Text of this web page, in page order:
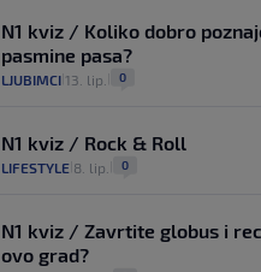
N1 kviz / Koliko dobro
pasmine pasa?
LJUBIMCI 13. lip. 0
N1 kviz / Rock & Roll
LIFESTYLE 8. lip. 0
N1 kviz / Zavrtite globus i
ovo grad?